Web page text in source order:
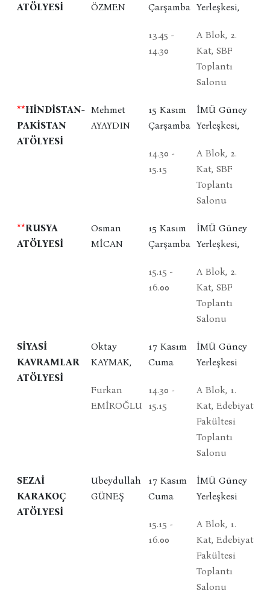
ATÖLYESİ
ÖZMEN
Çarşamba
13.45 -
14.30
Yerleşkesi,
A Blok, 2.
Kat, SBF
Toplantı
Salonu
**HİNDİSTAN-
PAKİSTAN
ATÖLYESİ
Mehmet
AYAYDIN
15 Kasım
Çarşamba
14.30 -
15.15
İMÜ Güney
Yerleşkesi,
A Blok, 2.
Kat, SBF
Toplantı
Salonu
**RUSYA
ATÖLYESİ
Osman
MİCAN
15 Kasım
Çarşamba
15.15 -
16.00
İMÜ Güney
Yerleşkesi,
A Blok, 2.
Kat, SBF
Toplantı
Salonu
SİYASİ
KAVRAMLAR
ATÖLYESİ
Oktay
KAYMAK,
Furkan
EMİROĞLU
17 Kasım
Cuma
14.30 -
15.15
İMÜ Güney
Yerleşkesi
A Blok, 1.
Kat, Edebiyat
Fakültesi
Toplantı
Salonu
SEZAİ
KARAKOÇ
ATÖLYESİ
Ubeydullah
GÜNEŞ
17 Kasım
Cuma
15.15 -
16.00
İMÜ Güney
Yerleşkesi
A Blok, 1.
Kat, Edebiyat
Fakültesi
Toplantı
Salonu